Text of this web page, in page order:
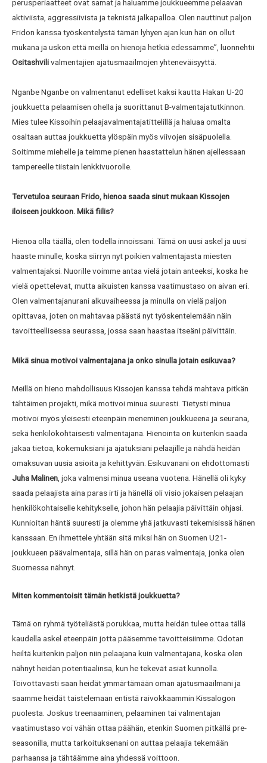
perusperiaatteet ovat samat ja haluamme joukkueemme pelaavan
aktiviista, aggressiivista ja teknistä jalkapalloa. Olen nauttinut paljon
Fridon kanssa työskentelystä tämän lyhyen ajan kun hän on ollut
mukana ja uskon että meillä on hienoja hetkiä edessämme”, luonnehtii
Ositashvilivalmentajien ajatusmaailmojen yhteneväisyyttä.
Nganbe Nganbe on valmentanut edelliset kaksi kautta Hakan U-20
joukkuetta pelaamisen ohella ja suorittanut B-valmentajatutkinnon.
Mies tulee Kissoihin pelaajavalmentajatittelillä ja haluaa omalta
osaltaan auttaa joukkuetta ylöspäin myös viivojen sisäpuolella.
Soitimme miehelle ja teimme pienen haastattelun hänen ajellessaan
tampereelle tiistain lenkkivuorolle.
Tervetuloa seuraan Frido, hienoa saada sinut mukaan Kissojen
iloiseen joukkoon. Mikä fiilis?
Hienoa olla täällä, olen todella innoissani. Tämä on uusi askel ja uusi
haaste minulle, koska siirryn nyt poikien valmentajasta miesten
valmentajaksi. Nuorille voimme antaa vielä jotain anteeksi, koska he
vielä opettelevat, mutta aikuisten kanssa vaatimustaso on aivan eri.
Olen valmentajanurani alkuvaiheessa ja minulla on vielä paljon
opittavaa, joten on mahtavaa päästä nyt työskentelemään näin
tavoitteellisessa seurassa, jossa saan haastaa itseäni päivittäin.
Mikä sinua motivoi valmentajana ja onko sinulla jotain esikuvaa?
Meillä on hieno mahdollisuus Kissojen kanssa tehdä mahtava pitkän
tähtäimen projekti, mikä motivoi minua suuresti. Tietysti minua
motivoi myös yleisesti eteenpäin meneminen joukkueena ja seurana,
sekä henkilökohtaisesti valmentajana. Hienointa on kuitenkin saada
jakaa tietoa, kokemuksiani ja ajatuksiani pelaajille ja nähdä heidän
omaksuvan uusia asioita ja kehittyvän. Esikuvanani on ehdottomasti
Juha Malinen , joka valmensi minua useana vuotena. Hänellä oli kyky
saada pelaajista aina paras irti ja hänellä oli visio jokaisen pelaajan
henkilökohtaiselle kehitykselle, johon hän pelaajia päivittäin ohjasi.
Kunnioitan häntä suuresti ja olemme yhä jatkuvasti tekemisissä hänen
kanssaan. En ihmettele yhtään sitä miksi hän on Suomen U21-
joukkueen päävalmentaja, sillä hän on paras valmentaja, jonka olen
Suomessa nähnyt.
Miten kommentoisit tämän hetkistä joukkuetta?
Tämä on ryhmä työteliästä porukkaa, mutta heidän tulee ottaa tällä
kaudella askel eteenpäin jotta pääsemme tavoitteisiimme. Odotan
heiltä kuitenkin paljon niin pelaajana kuin valmentajana, koska olen
nähnyt heidän potentiaalinsa, kun he tekevät asiat kunnolla.
Toivottavasti saan heidät ymmärtämään oman ajatusmaailmani ja
saamme heidät taistelemaan entistä raivokkaammin Kissalogon
puolesta. Joskus treenaaminen, pelaaminen tai valmentajan
vaatimustaso voi vähän ottaa päähän, etenkin Suomen pitkällä pre-
seasonilla, mutta tarkoituksenani on auttaa pelaajia tekemään
parhaansa ja tähtäämme aina yhdessä voittoon.